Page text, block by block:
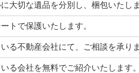
大切な遺品を分別し、梱包いたしま
トで保護いたします。
る不動産会社にて、ご相談を承りま
る会社を無料でご紹介いたします。